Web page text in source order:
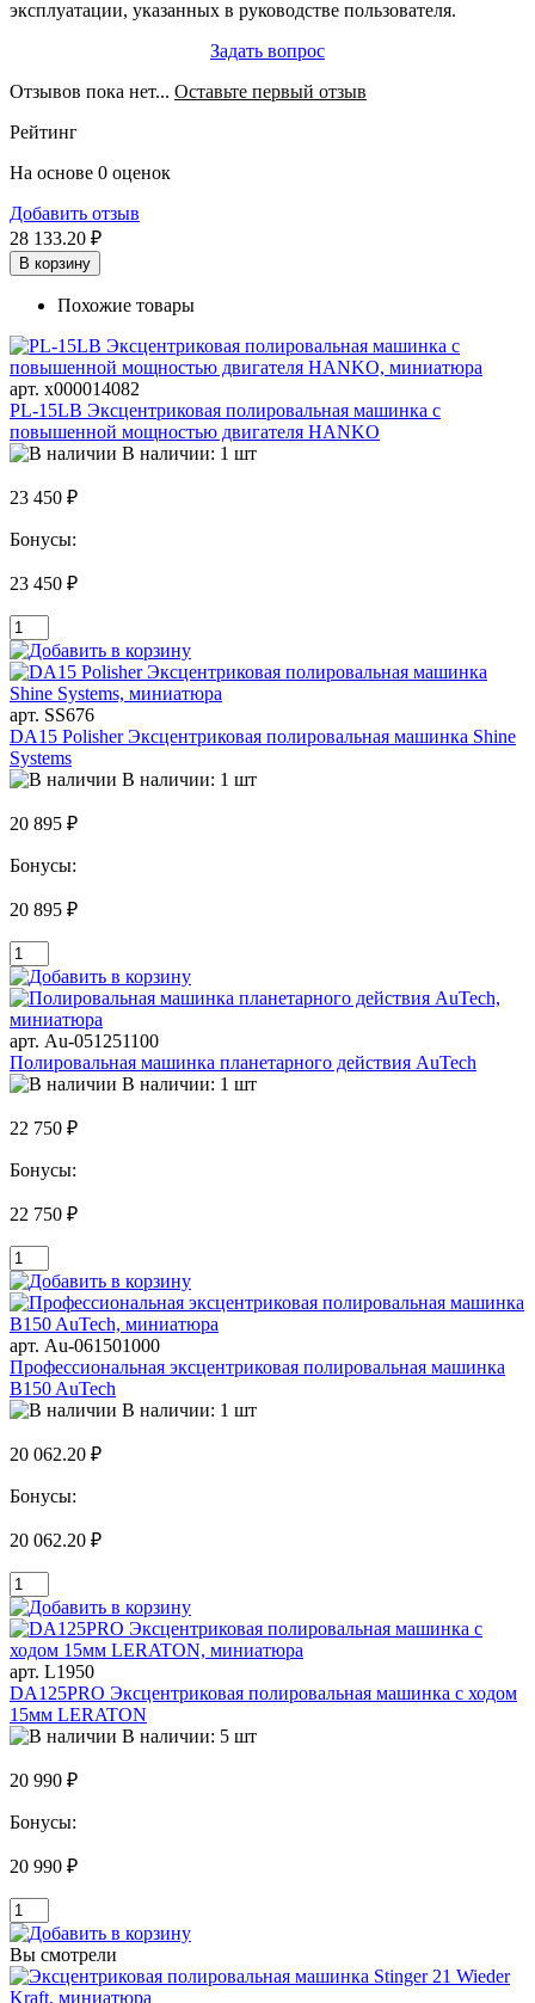
эксплуатации, указанных в руководстве пользователя.
Задать вопрос
Отзывов пока нет... Оставьте первый отзыв
Рейтинг
На основе 0 оценок
Добавить отзыв
28 133.20 ₽
В корзину
Похожие товары
арт. х000014082
PL-15LB Эксцентриковая полировальная машинка с
повышенной мощностью двигателя HANKO
В наличии: 1 шт
23 450 ₽
Бонусы:
23 450 ₽
арт. SS676
DA15 Polisher Эксцентриковая полировальная машинка Shine
Systems
В наличии: 1 шт
20 895 ₽
Бонусы:
20 895 ₽
арт. Au-051251100
Полировальная машинка планетарного действия AuTech
В наличии: 1 шт
22 750 ₽
Бонусы:
22 750 ₽
арт. Au-061501000
Профессиональная эксцентриковая полировальная машинка
B150 AuTech
В наличии: 1 шт
20 062.20 ₽
Бонусы:
20 062.20 ₽
арт. L1950
DA125PRO Эксцентриковая полировальная машинка с ходом
15мм LERATON
В наличии: 5 шт
20 990 ₽
Бонусы:
20 990 ₽
Вы смотрели